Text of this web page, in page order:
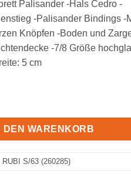
379,00 €345,00 €.
Palisander -Hals Cedro -
-Palisander Bindings -
Knöpfen -Boden und
-7/8 Größe
5 cm
Gitarre Menge
DEN WARENKORB
RUBI S/63 (260285)